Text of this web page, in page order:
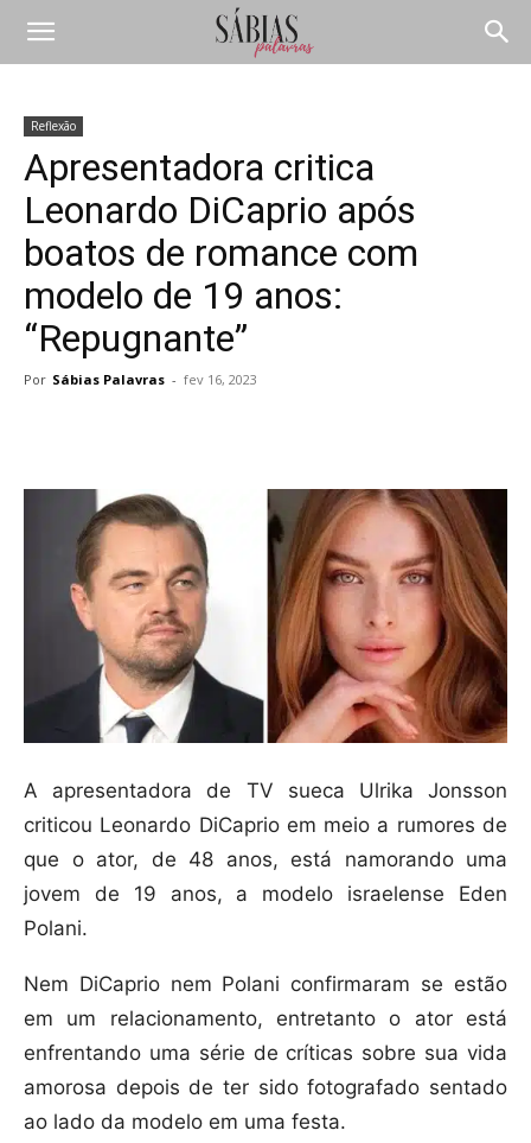
Reflexão
Apresentadora critica
Leonardo DiCaprio após
boatos de romance com
modelo de 19 anos:
“Repugnante”
Por Sábias Palavras - fev 16, 2023
A apresentadora de TV sueca Ulrika Jonsson
criticou Leonardo DiCaprio em meio a rumores de
que o ator, de 48 anos, está namorando uma
jovem de 19 anos, a modelo israelense Eden
Polani.
Nem DiCaprio nem Polani confirmaram se estão
em um relacionamento, entretanto o ator está
enfrentando uma série de críticas sobre sua vida
amorosa depois de ter sido fotografado sentado
ao lado da modelo em uma festa.